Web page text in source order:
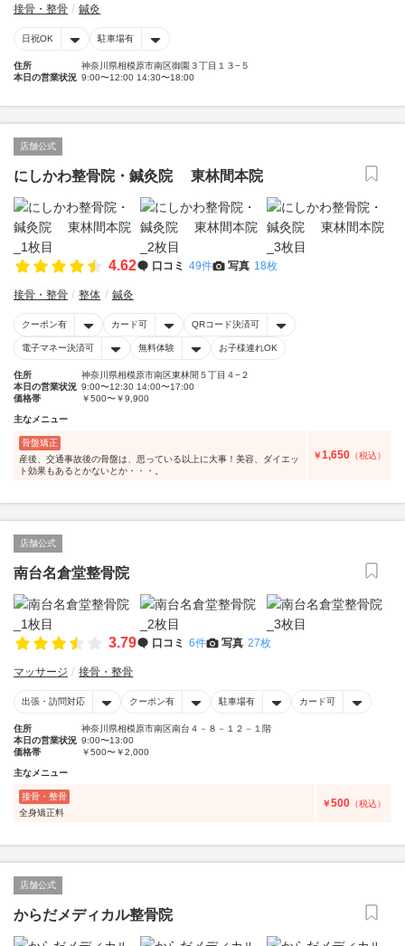
接骨・整骨 鍼灸
日祝OK 駐車場有
住所
神奈川県相模原市南区御園３丁目１３−５
本日の営業状況 9:00〜12:00 14:30〜18:00
店舗公式
にしかわ整骨院・鍼灸院 東林間本院
4.62 口コミ 49件 写真 18枚
接骨・整骨 整体 鍼灸
クーポン有 カード可 QRコード決済可
電子マネー決済可 無料体験 お子様連れOK
住所
神奈川県相模原市南区東林間５丁目４−２
本日の営業状況 9:00〜12:30 14:00〜17:00
価格帯
￥500〜￥9,900
主なメニュー
骨盤矯正
産後、交通事故後の骨盤は、思っている以上に大事！美容、ダイエッ
ト効果もあるとかないとか・・・。
￥1,650 （税込）
店舗公式
南台名倉堂整骨院
3.79 口コミ 6件 写真 27枚
マッサージ 接骨・整骨
出張・訪問対応 クーポン有 駐車場有 カード可
住所
神奈川県相模原市南区南台４－８－１２－１階
本日の営業状況 9:00〜13:00
価格帯
￥500〜￥2,000
主なメニュー
接骨・整骨
全身矯正料
￥500 （税込）
店舗公式
からだメディカル整骨院